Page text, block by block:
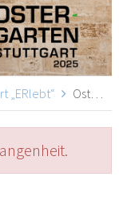
„ERlebt“ Ostergarten Stuttgart „ERlebt“ - 18:40 Uhr Führung, Stuttgart